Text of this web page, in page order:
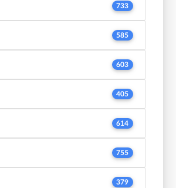
733
585
603
405
614
755
379